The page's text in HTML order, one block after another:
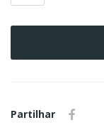
Partilhar